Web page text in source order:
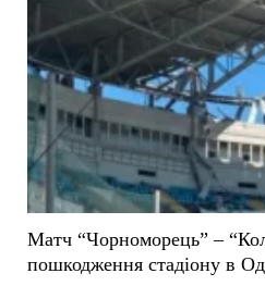
Матч “Чорноморець” –
пошкодження стадіону в